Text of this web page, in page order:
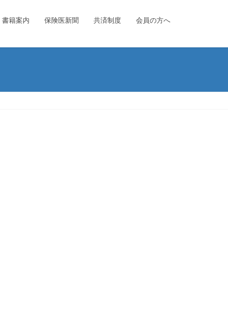
書籍案内 保険医新聞 共済制度 会員の方へ